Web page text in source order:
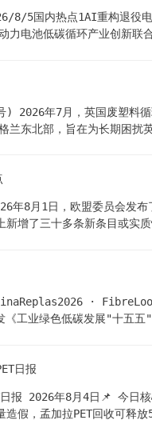
5国内热点1AI重构退役
电池低碳循环产业创新
创。 观点：AI正将电池回
年7月，英国废塑料
兰东北部，旨在为长期困
体系中最难资源化的品类
年8月1日，欧盟委员会发
增了三十多条新条目或实
他）； · 第三步：对应
·
工业绿色低碳发展"十五
场信号全球纺织产业正
日报
报 2026年8月4日📌 今日
假，孟加拉PET回收可